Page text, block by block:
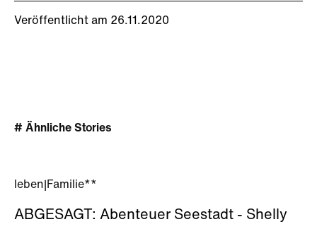
Veröffentlicht am 26.11.2020
# Ähnliche Stories
leben Familie**
ABGESAGT: Abenteuer Seestadt - Shelly